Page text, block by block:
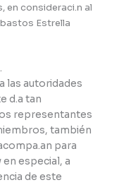
en consideraci.n al
Estrella
las autoridades
d.a tan
representantes
también
para
especial, a
de este